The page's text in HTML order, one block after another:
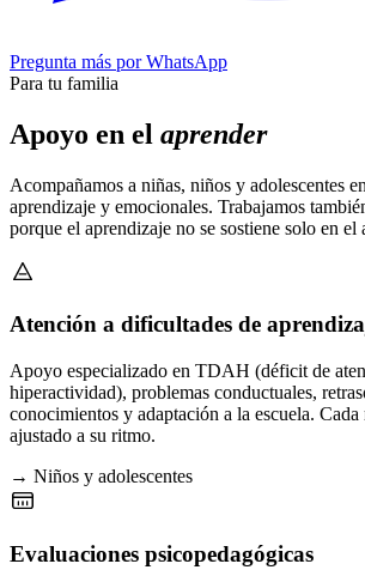
Pregunta más por WhatsApp
Para tu familia
Apoyo en el aprender
Acompañamos a niñas, niños y adolescentes
aprendizaje y emocionales. Trabajamos
porque el aprendizaje no se sostiene solo en el
Atención a dificultades de
Apoyo especializado en TDAH (déficit de
hiperactividad), problemas conductuales,
conocimientos y adaptación a la escuela.
ajustado a su ritmo.
→ Niños y adolescentes
Evaluaciones psicopedagógicas